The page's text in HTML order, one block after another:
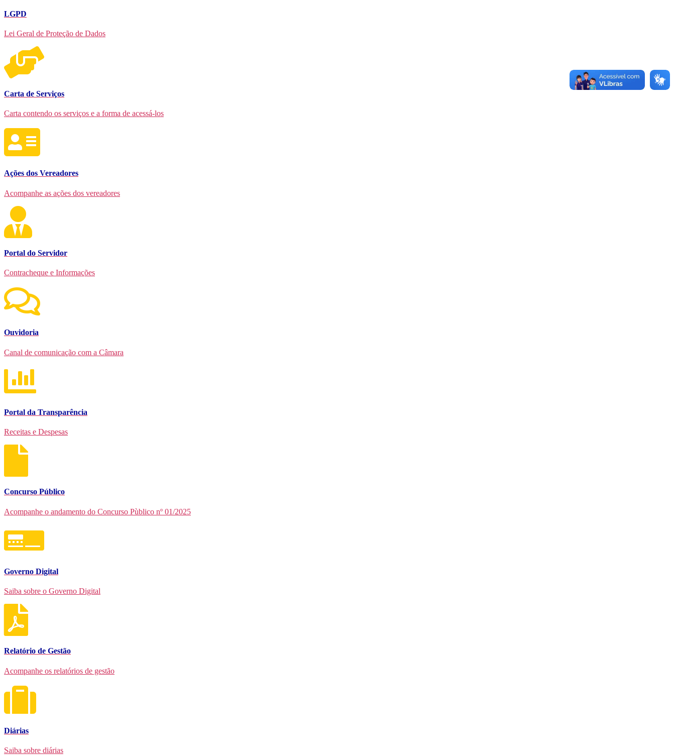
LGPD
Lei Geral de Proteção de Dados
Carta de Serviços
Carta contendo os serviços e a forma de acessá-los
Ações dos Vereadores
Acompanhe as ações dos vereadores
Portal do Servidor
Contracheque e Informações
Ouvidoria
Canal de comunicação com a Câmara
Portal da Transparência
Receitas e Despesas
Concurso Público
Acompanhe o andamento do Concurso Pùblico nº 01/2025
Governo Digital
Saiba sobre o Governo Digital
Relatório de Gestão
Acompanhe os relatórios de gestão
Diárias
Saiba sobre diárias